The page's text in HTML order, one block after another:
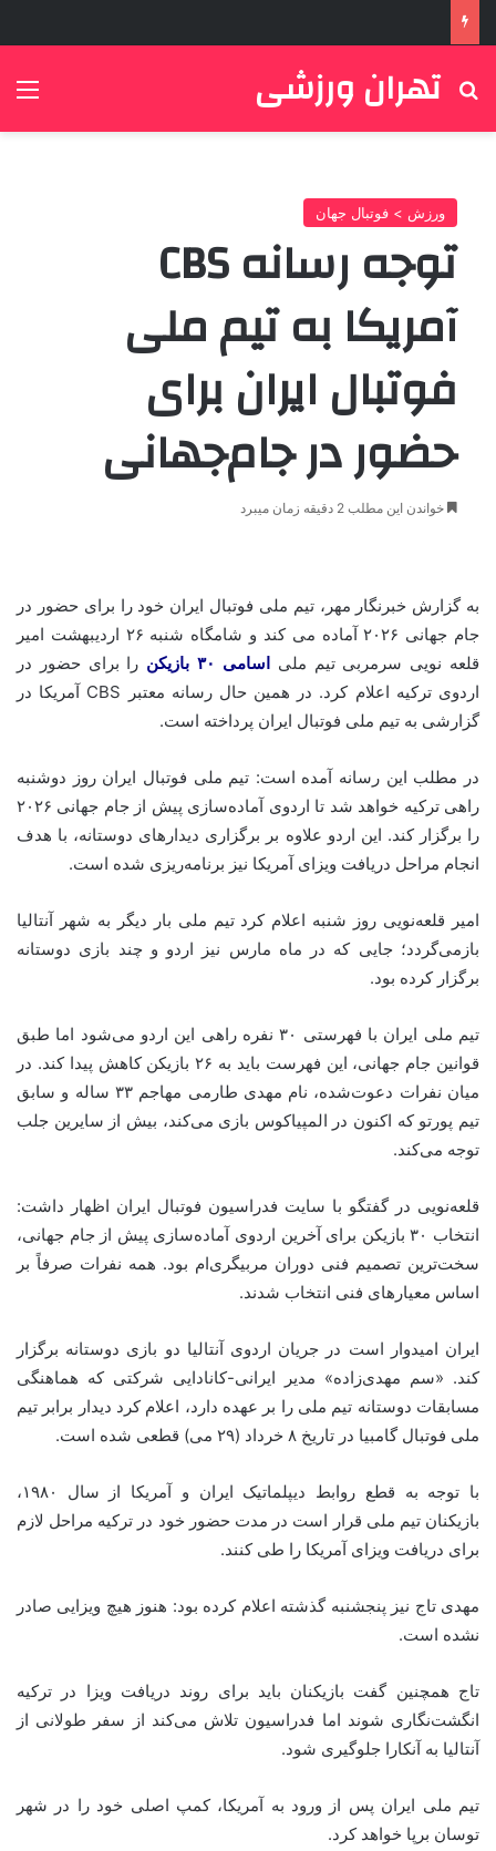
تهران ورزشی
جستجو برای
ورزش > فوتبال جهان
توجه رسانه CBS
آمریکا به تیم ملی
فوتبال ایران برای
حضور در جام‌جهانی
خواندن این مطلب 2 دقیقه زمان میبرد
به گزارش خبرنگار مهر، تیم ملی فوتبال ایران خود را برای حضور در
جام جهانی ۲۰۲۶ آماده می کند و شامگاه شنبه ۲۶ اردیبهشت امیر
قلعه نویی سرمربی تیم ملی اسامی ۳۰ بازیکن
را برای حضور در
اردوی ترکیه اعلام کرد. در همین حال رسانه معتبر CBS آمریکا در
گزارشی به تیم ملی فوتبال ایران پرداخته است.
در مطلب این رسانه آمده است: تیم ملی فوتبال ایران روز دوشنبه
راهی ترکیه خواهد شد تا اردوی آماده‌سازی پیش از جام جهانی ۲۰۲۶
را برگزار کند. این اردو علاوه بر برگزاری دیدارهای دوستانه، با هدف
انجام مراحل دریافت ویزای آمریکا نیز برنامه‌ریزی شده است.
امیر قلعه‌نویی روز شنبه اعلام کرد تیم ملی بار دیگر به شهر آنتالیا
بازمی‌گردد؛ جایی که در ماه مارس نیز اردو و چند بازی دوستانه
برگزار کرده بود.
تیم ملی ایران با فهرستی ۳۰ نفره راهی این اردو می‌شود اما طبق
قوانین جام جهانی، این فهرست باید به ۲۶ بازیکن کاهش پیدا کند. در
میان نفرات دعوت‌شده، نام مهدی طارمی مهاجم ۳۳ ساله و سابق
تیم پورتو که اکنون در المپیاکوس بازی می‌کند، بیش از سایرین جلب
توجه می‌کند.
قلعه‌نویی در گفتگو با سایت فدراسیون فوتبال ایران اظهار داشت:
انتخاب ۳۰ بازیکن برای آخرین اردوی آماده‌سازی پیش از جام جهانی،
سخت‌ترین تصمیم فنی دوران مربیگری‌ام بود. همه نفرات صرفاً بر
اساس معیارهای فنی انتخاب شدند.
ایران امیدوار است در جریان اردوی آنتالیا دو بازی دوستانه برگزار
کند. «سم مهدی‌زاده» مدیر ایرانی-کانادایی شرکتی که هماهنگی
مسابقات دوستانه تیم ملی را بر عهده دارد، اعلام کرد دیدار برابر تیم
ملی فوتبال گامبیا در تاریخ ۸ خرداد (۲۹ می) قطعی شده است.
با توجه به قطع روابط دیپلماتیک ایران و آمریکا از سال ۱۹۸۰،
بازیکنان تیم ملی قرار است در مدت حضور خود در ترکیه مراحل لازم
برای دریافت ویزای آمریکا را طی کنند.
مهدی تاج نیز پنجشنبه گذشته اعلام کرده بود: هنوز هیچ ویزایی صادر
نشده است.
تاج همچنین گفت بازیکنان باید برای روند دریافت ویزا در ترکیه
انگشت‌نگاری شوند اما فدراسیون تلاش می‌کند از سفر طولانی از
آنتالیا به آنکارا جلوگیری شود.
تیم ملی ایران پس از ورود به آمریکا، کمپ اصلی خود را در شهر
توسان برپا خواهد کرد.